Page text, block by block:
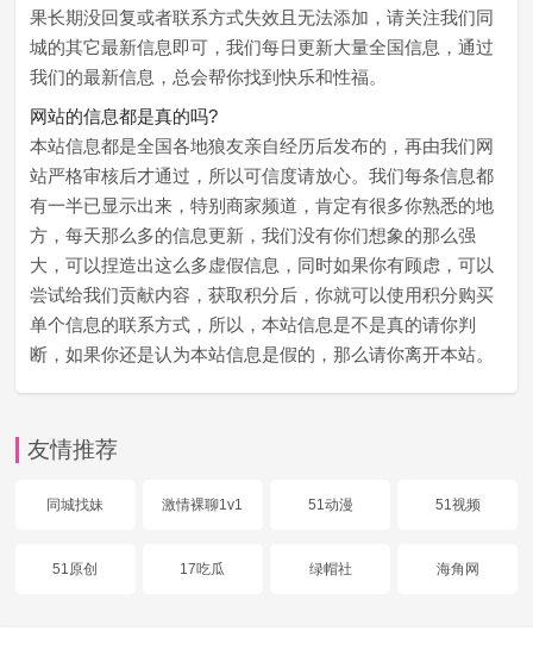
果长期没回复或者联系方式失效且无法添加，请关注我们同
城的其它最新信息即可，我们每日更新大量全国信息，通过
我们的最新信息，总会帮你找到快乐和性福。
网站的信息都是真的吗?
本站信息都是全国各地狼友亲自经历后发布的，再由我们网
站严格审核后才通过，所以可信度请放心。我们每条信息都
有一半已显示出来，特别商家频道，肯定有很多你熟悉的地
方，每天那么多的信息更新，我们没有你们想象的那么强
大，可以捏造出这么多虚假信息，同时如果你有顾虑，可以
尝试给我们贡献内容，获取积分后，你就可以使用积分购买
单个信息的联系方式，所以，本站信息是不是真的请你判
断，如果你还是认为本站信息是假的，那么请你离开本站。
友情推荐
同城找妹 激情裸聊1v1 51动漫 51视频
51原创 17吃瓜 绿帽社 海角网